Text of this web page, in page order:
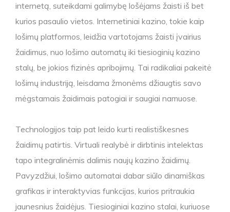
internetą, suteikdami galimybę lošėjams žaisti iš bet
kurios pasaulio vietos. Internetiniai kazino, tokie kaip
lošimų platformos, leidžia vartotojams žaisti įvairius
žaidimus, nuo lošimo automatų iki tiesioginių kazino
stalų, be jokios fizinės apribojimų. Tai radikaliai pakeitė
lošimų industriją, leisdama žmonėms džiaugtis savo
mėgstamais žaidimais patogiai ir saugiai namuose.
Technologijos taip pat leido kurti realistiškesnes
žaidimų patirtis. Virtuali realybė ir dirbtinis intelektas
tapo integralinėmis dalimis naujų kazino žaidimų.
Pavyzdžiui, lošimo automatai dabar siūlo dinamiškas
grafikas ir interaktyvias funkcijas, kurios pritraukia
jaunesnius žaidėjus. Tiesioginiai kazino stalai, kuriuose